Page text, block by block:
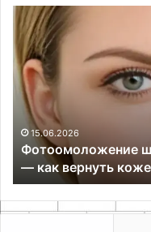
Фотоомоложение
шеи
и
декольте
Краснодаре
как
вернуть
коже
упругость
без
хирургии
15.06.2026
Фотоомоложение
— как вернуть коже